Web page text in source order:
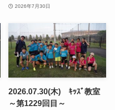
2026年7月30日
2026.07.30(木) ｷｯｽﾞ教室
～第1229回目～